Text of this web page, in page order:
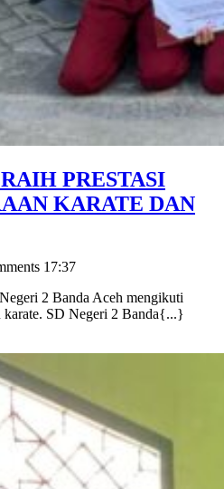
PRESTASI
KARATE DAN
17:37
karate. SD Negeri 2 Banda{...}